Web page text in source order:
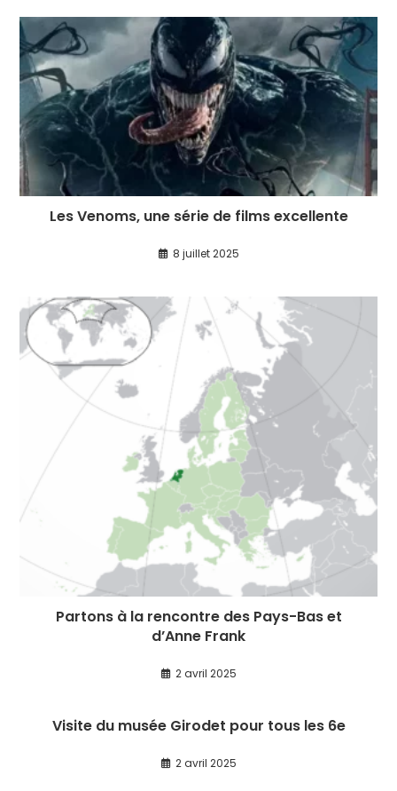
Les Venoms, une série de films excellente
8 juillet 2025
Partons à la rencontre des Pays-Bas et
d’Anne Frank
2 avril 2025
Visite du musée Girodet pour tous les 6e
2 avril 2025